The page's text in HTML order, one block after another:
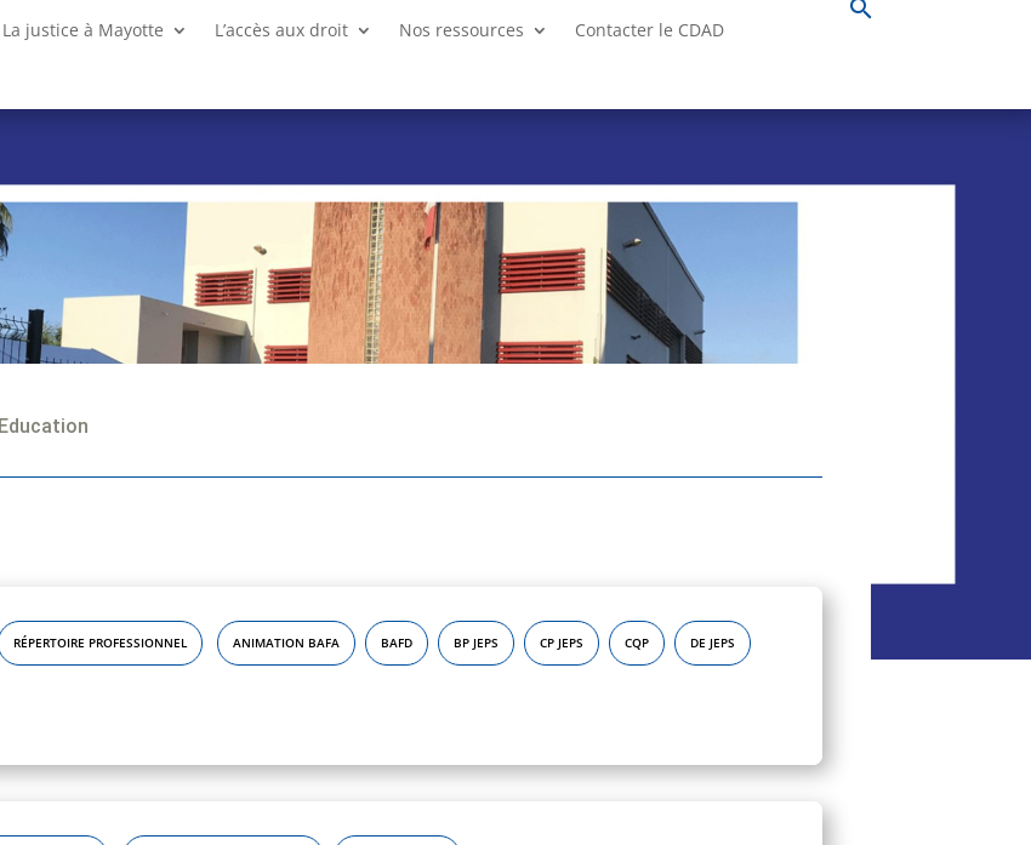
La justice à Mayotte L’accès aux droit Nos ressources Contacter le CDAD
search
Education
RÉPERTOIRE PROFESSIONNEL ANIMATION BAFA BAFD BP JEPS CP JEPS CQP DE JEPS